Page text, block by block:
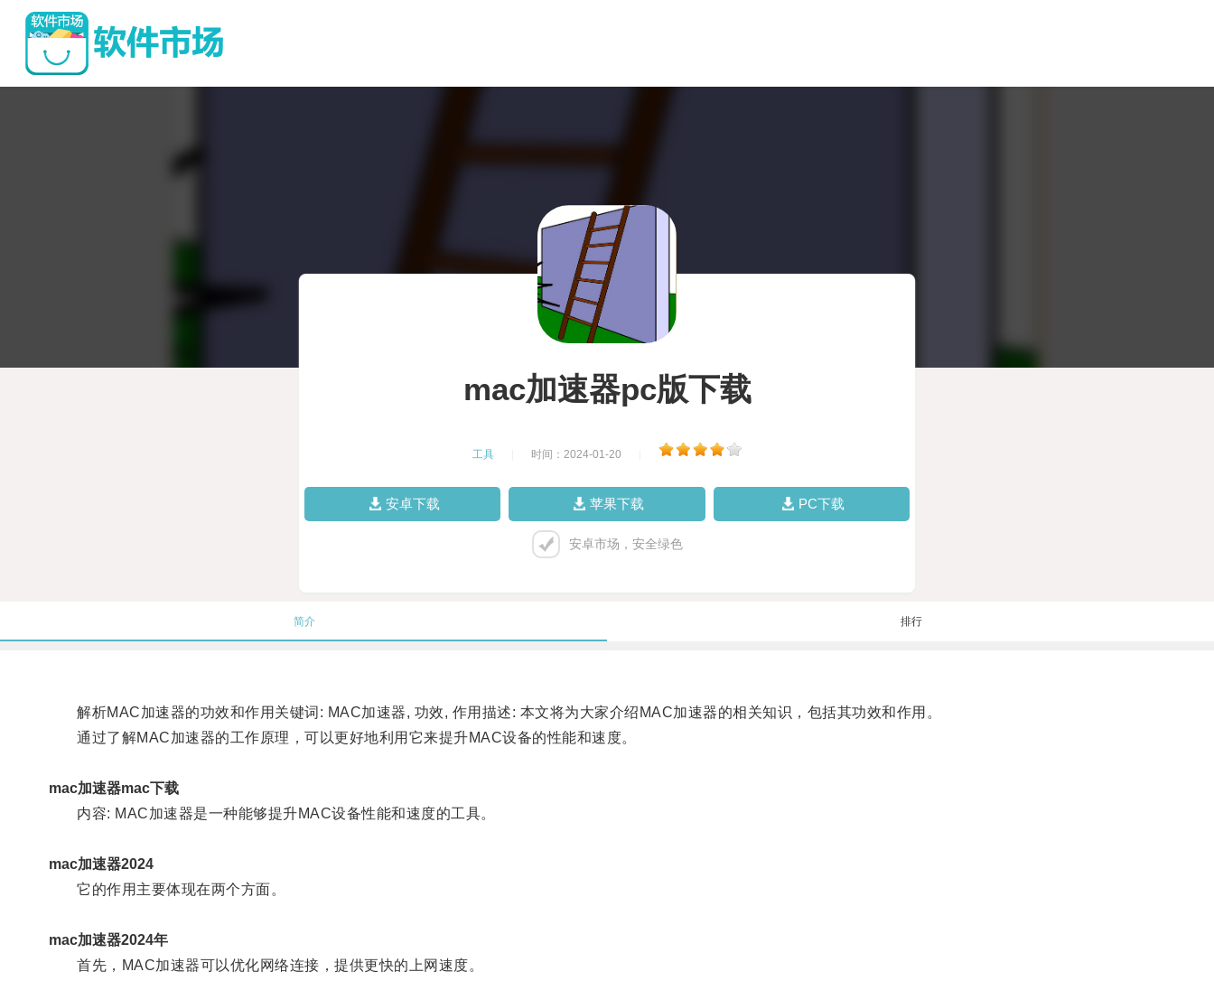
mac加速器pc版下载
工具 时间：2024-01-20
安卓下载 苹果下载 PC下载
安卓市场，安全绿色
简介 排行
解析MAC加速器的功效和作用关键词: MAC加速器, 功效, 作用描述: 本文将为大家介绍MAC加速器的相关知识，包括其功效和作用。
通过了解MAC加速器的工作原理，可以更好地利用它来提升MAC设备的性能和速度。
mac加速器mac下载
内容: MAC加速器是一种能够提升MAC设备性能和速度的工具。
mac加速器2024
它的作用主要体现在两个方面。
mac加速器2024年
首先，MAC加速器可以优化网络连接，提供更快的上网速度。